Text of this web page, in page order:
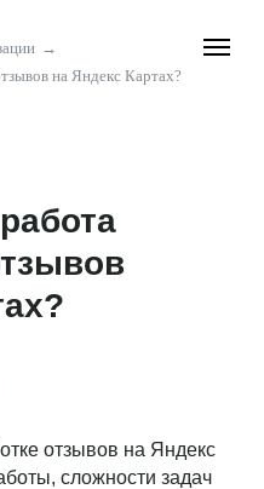
→
на Яндекс Картах?
отзывов на Яндекс
сложности задач